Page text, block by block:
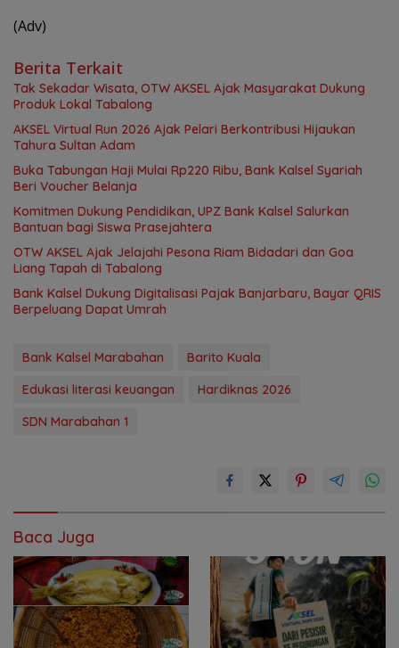
(Adv)
Berita Terkait
Tak Sekadar Wisata, OTW AKSEL Ajak Masyarakat Dukung
Produk Lokal Tabalong
AKSEL Virtual Run 2026 Ajak Pelari Berkontribusi Hijaukan
Tahura Sultan Adam
Buka Tabungan Haji Mulai Rp220 Ribu, Bank Kalsel Syariah
Beri Voucher Belanja
Komitmen Dukung Pendidikan, UPZ Bank Kalsel Salurkan
Bantuan bagi Siswa Prasejahtera
OTW AKSEL Ajak Jelajahi Pesona Riam Bidadari dan Goa
Liang Tapah di Tabalong
Bank Kalsel Dukung Digitalisasi Pajak Banjarbaru, Bayar QRIS
Berpeluang Dapat Umrah
Bank Kalsel Marabahan
Barito Kuala
Edukasi literasi keuangan
Hardiknas 2026
SDN Marabahan 1
Baca Juga